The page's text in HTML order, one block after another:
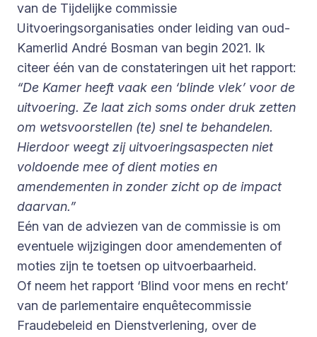
van de Tijdelijke commissie
Uitvoeringsorganisaties onder leiding van oud-
Kamerlid André Bosman van begin 2021. Ik
citeer één van de constateringen uit het rapport:
“De Kamer heeft vaak een ‘blinde vlek’ voor de
uitvoering. Ze laat zich soms onder druk zetten
om wetsvoorstellen (te) snel te behandelen.
Hierdoor weegt zij uitvoeringsaspecten niet
voldoende mee of dient moties en
amendementen in zonder zicht op de impact
daarvan.”
Eén van de adviezen van de commissie is om
eventuele wijzigingen door amendementen of
moties zijn te toetsen op uitvoerbaarheid.
Of neem het rapport ‘Blind voor mens en recht’
van de parlementaire enquêtecommissie
Fraudebeleid en Dienstverlening, over de